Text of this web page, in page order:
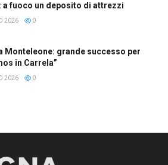
a fuoco un deposito di attrezzi
2026 0
Monteleone: grande successo per
in Carrela”
2026 0